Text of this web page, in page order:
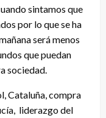
sintamos que
por lo que se ha
será menos
que puedan
sociedad.
Cataluña, compra
liderazgo del